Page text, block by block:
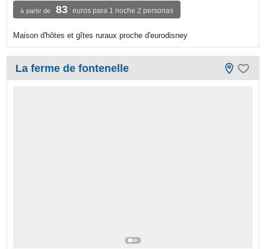
à partir de 83 euros para 1 noche 2 personas
Maison d'hôtes et gîtes ruraux proche d'eurodisney
La ferme de fontenelle